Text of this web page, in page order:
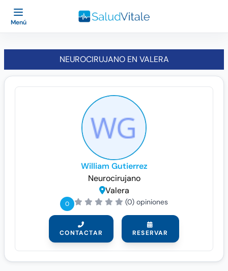
Menú
NEUROCIRUJANO EN VALERA
William Gutierrez
Neurocirujano
Valera
0 (0) opiniones
CONTACTAR RESERVAR